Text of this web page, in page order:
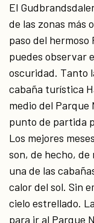
El
de las zonas más
paso del hermoso
puedes observar
oscuridad. Tanto
cabaña turística
medio del Parque
punto de partida
Los mejores
son, de hecho, de
una de las
calor del sol. Sin
cielo estrellado.
para ir al Parque